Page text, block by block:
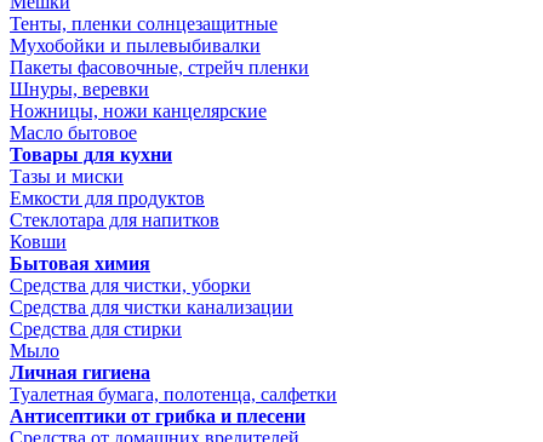
Тенты, пленки солнцезащитные
Мухобойки и пылевыбивалки
Пакеты фасовочные, стрейч пленки
Шнуры, веревки
Ножницы, ножи канцелярские
Масло бытовое
Товары для кухни
Тазы и миски
Емкости для продуктов
Стеклотара для напитков
Ковши
Бытовая химия
Средства для чистки, уборки
Средства для чистки канализации
Средства для стирки
Мыло
Личная гигиена
Туалетная бумага, полотенца, салфетки
Антисептики от грибка и плесени
Средства от домашних вредителей